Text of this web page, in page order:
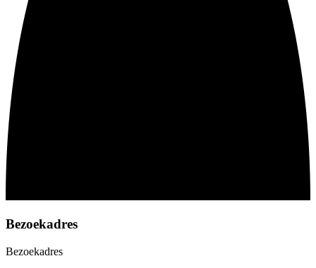
Bezoekadres
Bezoekadres